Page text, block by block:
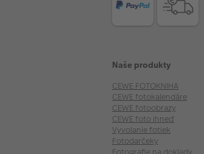
Naše produkty
CEWE FOTOKNIHA
CEWE fotokalendáre
CEWE fotoobrazy
CEWE foto ihneď
Vyvolanie fotiek
Fotodarčeky
Fotografie na doklady